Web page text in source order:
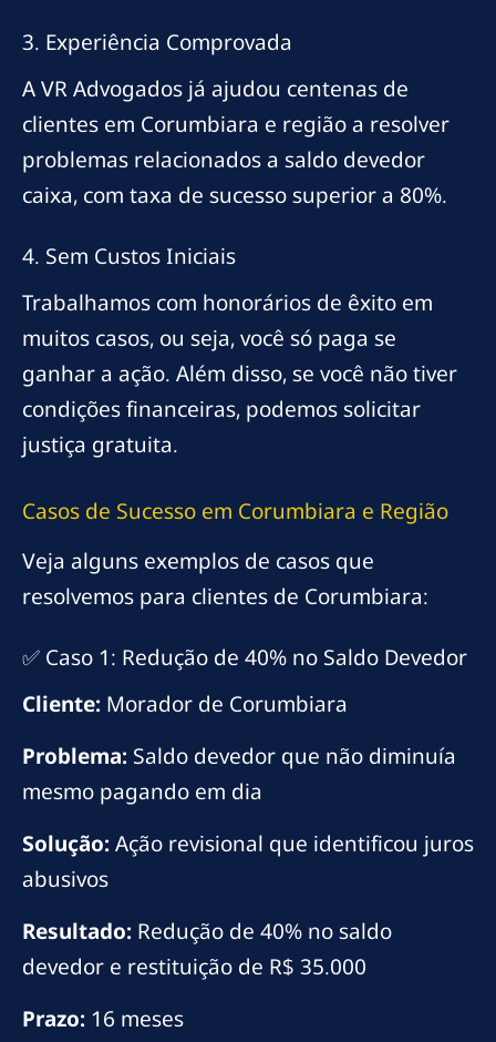
3. Experiência Comprovada
A VR Advogados já ajudou centenas de
clientes em Corumbiara e região a resolver
problemas relacionados a saldo devedor
caixa, com taxa de sucesso superior a 80%.
4. Sem Custos Iniciais
Trabalhamos com honorários de êxito em
muitos casos, ou seja, você só paga se
ganhar a ação. Além disso, se você não tiver
condições financeiras, podemos solicitar
justiça gratuita.
Casos de Sucesso em Corumbiara e Região
Veja alguns exemplos de casos que
resolvemos para clientes de Corumbiara:
✅ Caso 1: Redução de 40% no Saldo Devedor
Cliente: Morador de Corumbiara
Problema: Saldo devedor que não diminuía
mesmo pagando em dia
Solução:Ação revisional que identificou juros
abusivos
Resultado: Redução de 40% no saldo
devedor e restituição de R$ 35.000
Prazo: 16 meses